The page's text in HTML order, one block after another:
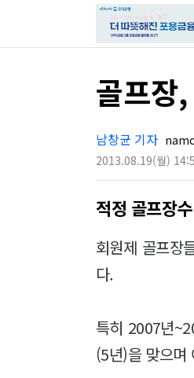
골프장
남창균 기자
2013.08.19(월)
적정 골프장
회원제 골프장
다.
특히 2007년
(5년)을 맞으며